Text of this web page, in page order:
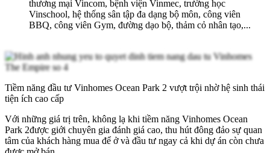
thương mại Vincom, bệnh viện Vinmec, trường học
Vinschool, hệ thống sân tập đa dạng bộ môn, công viên
BBQ, công viên Gym, đường dạo bộ, thảm cỏ nhân tạo,...
Tiềm năng đầu tư Vinhomes Ocean Park 2 vượt trội nhờ hệ sinh thái
tiện ích cao cấp
Với những giá trị trên, không lạ khi tiềm năng Vinhomes Ocean
Park 2được giới chuyên gia đánh giá cao, thu hút đông đảo sự quan
tâm của khách hàng mua để ở và đầu tư ngay cả khi dự án còn chưa